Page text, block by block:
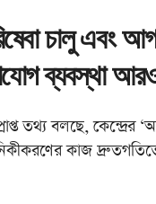
চালু এবং
ব্যবস্থা
প্রাপ্ত তথ্য বলছে,
কাজ